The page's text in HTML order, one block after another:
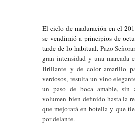
El ciclo de maduración en el
se vendimió a principios de
tarde de lo habitual. Pazo
gran intensidad y una marcada
Brillante y de color amarillo
verdosos, resulta un vino
un paso de boca amable, sin
volumen bien definido hasta la
que mejorará en botella y que
por delante.